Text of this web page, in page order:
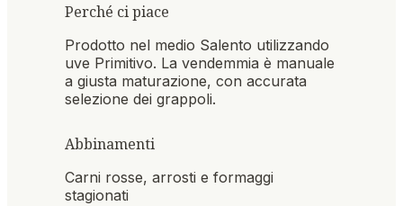
Perché ci piace
Prodotto nel medio Salento utilizzando
uve Primitivo. La vendemmia è manuale
a giusta maturazione, con accurata
selezione dei grappoli.
Abbinamenti
Carni rosse, arrosti e formaggi
stagionati